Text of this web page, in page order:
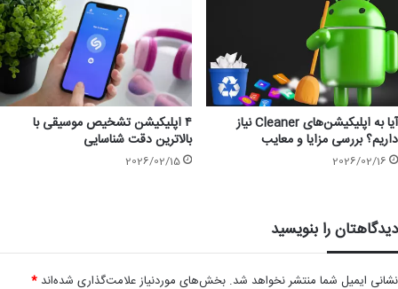
آیا به اپلیکیشن‌های Cleaner نیاز
داریم؟ بررسی مزایا و معایب
2026/02/16
۴ اپلیکیشن تشخیص موسیقی با
بالاترین دقت شناسایی
2026/02/15
دیدگاهتان را بنویسید
نشانی ایمیل شما منتشر نخواهد شد. بخش‌های موردنیاز علامت‌گذاری شده‌اند *